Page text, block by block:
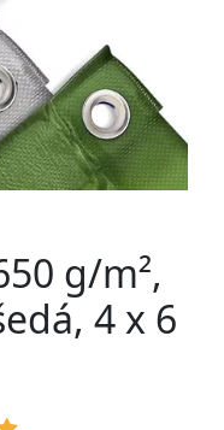
g/m²,
4 x 6